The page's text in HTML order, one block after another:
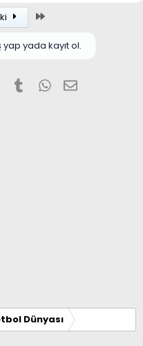
yada kayıt ol.
Pinterest
TumblrWhatsApp
E-posta
Dünyası